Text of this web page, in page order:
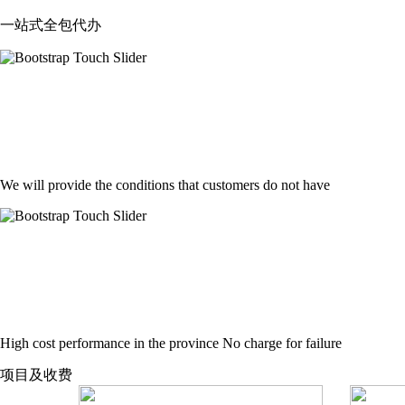
一站式全包代办
We will provide the conditions that customers do not have
High cost performance in the province No charge for failure
项目及收费